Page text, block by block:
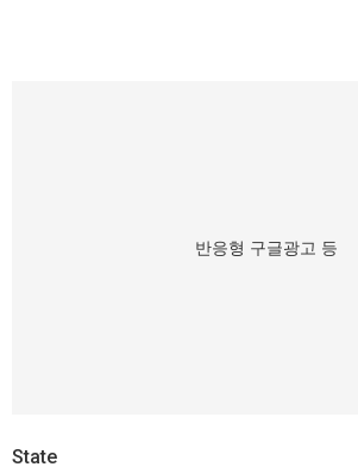
반응형 구글광고 등
State